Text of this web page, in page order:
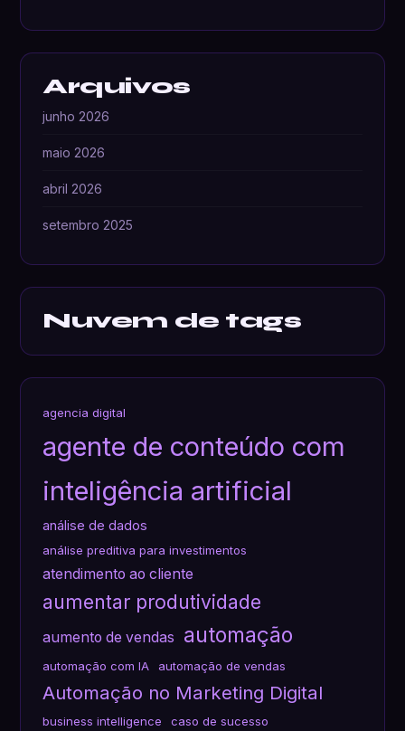
Arquivos
junho 2026
maio 2026
abril 2026
setembro 2025
Nuvem de tags
agencia digital
agente de conteúdo com
inteligência artificial
análise de dados
análise preditiva para investimentos
atendimento ao cliente
aumentar produtividade
aumento de vendas automação
automação com IA automação de vendas
Automação no Marketing Digital
business intelligence caso de sucesso